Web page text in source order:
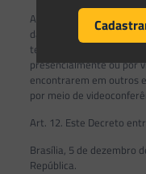
Art. 11. Os membros do
da Câmara de Assuntos
temáticos que se
presencialmente ou por
encontrarem em outros
por meio de
Art. 12. Este Decreto
Brasília, 5 de dezembro
República.